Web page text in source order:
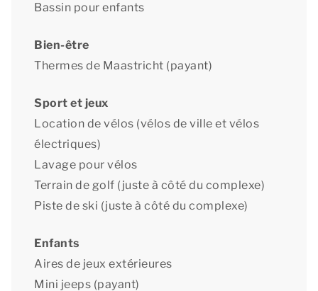
Bassin pour enfants
Bien-être
Thermes de Maastricht (payant)
Sport et jeux
Location de vélos (vélos de ville et vélos
électriques)
Lavage pour vélos
Terrain de golf (juste à côté du complexe)
Piste de ski (juste à côté du complexe)
Enfants
Aires de jeux extérieures
Mini jeeps (payant)